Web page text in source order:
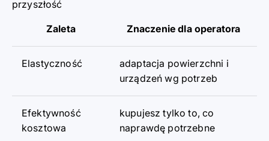
przyszłość
Zaleta Znaczenie dla operatora
Elastyczność
adaptacja powierzchni i
urządzeń wg potrzeb
Efektywność
kosztowa
kupujesz tylko to, co
naprawdę potrzebne